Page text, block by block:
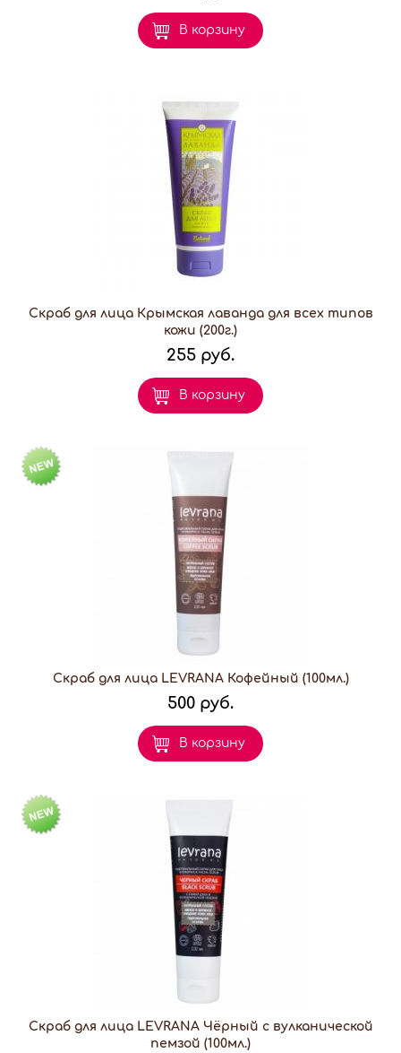
В корзину
Скраб для лица Крымская лаванда для всех типов
кожи (200г.)
255 руб.
В корзину
Скраб для лица LEVRANA Кофейный (100мл.)
500 руб.
В корзину
Скраб для лица LEVRANA Чёрный с вулканической
пемзой (100мл.)